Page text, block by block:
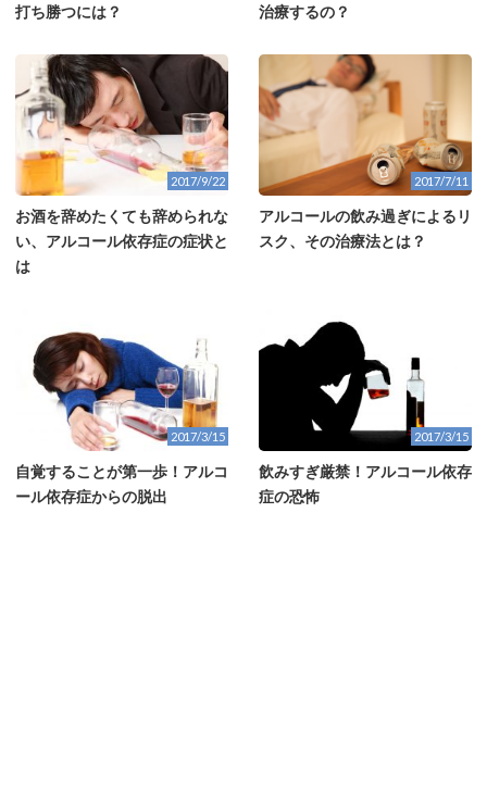
打ち勝つには？
治療するの？
2017/9/22
お酒を辞めたくても辞められな
い、アルコール依存症の症状と
は
2017/7/11
アルコールの飲み過ぎによるリ
スク、その治療法とは？
2017/3/15
自覚することが第一歩！アルコ
ール依存症からの脱出
2017/3/15
飲みすぎ厳禁！アルコール依存
症の恐怖